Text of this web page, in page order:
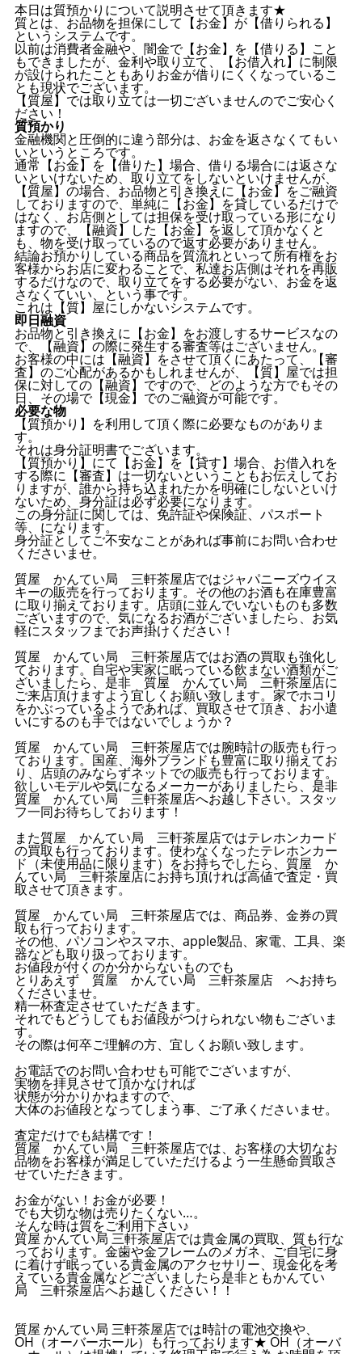
本日は質預かりについて説明させて頂きます★
質とは、お品物を担保にして【お金】が【借りられる】
というシステムです。
以前は消費者金融や、闇金で【お金】を【借りる】こと
もできましたが、金利や取り立て、【お借入れ】に制限
が設けられたこともありお金が借りにくくなっているこ
とも現状でございます。
【質屋】では取り立ては一切ございませんのでご安心く
ださい！
質預かり
金融機関と圧倒的に違う部分は、お金を返さなくてもい
いというところです。
通常【お金】を【借りた】場合、借りる場合には返さな
いといけないため、取り立てをしないといけませんが、
【質屋】の場合、お品物と引き換えに【お金】をご融資
しておりますので、単純に【お金】を貸しているだけで
はなく、お店側としては担保を受け取っている形になり
ますので、【融資】した【お金】を返して頂かなくと
も、物を受け取っているので返す必要がありません。
結論お預かりしている商品を質流れといって所有権をお
客様からお店に変わることで、私達お店側はそれを再販
するだけなので、取り立てをする必要がない、お金を返
さなくていい、という事です。
これは【質】屋にしかないシステムです。
即日融資
お品物と引き換えに【お金】をお渡しするサービスなの
で、【融資】の際に発生する審査等はございません。
お客様の中には【融資】をさせて頂くにあたって、【審
査】のご心配があるかもしれませんが、【質】屋では担
保に対しての【融資】ですので、どのような方でもその
日、その場で【現金】でのご融資が可能です。
必要な物
【質預かり】を利用して頂く際に必要なものがありま
す。
それは身分証明書でございます。
【質預かり】にて【お金】を【貸す】場合、お借入れを
する際に【審査】は一切ないということもお伝えしてお
りますが、誰から持ち込まれたかを明確にしないといけ
ないため、身分証は必ず必要になります。
この身分証に関しては、免許証や保険証、パスポート
等、になります。
身分証としてご不安なことがあれば事前にお問い合わせ
くださいませ。
質屋 かんてい局 三軒茶屋店ではジャパニーズウイス
キーの販売を行っております。その他のお酒も在庫豊富
に取り揃えております。店頭に並んでいないものも多数
ございますので、気になるお酒がございましたら、お気
軽にスタッフまでお声掛けください！
質屋 かんてい局 三軒茶屋店ではお酒の買取も強化し
ております。自宅や実家に眠っている飲まない酒類がご
ざいましたら、是非 質屋 かんてい局 三軒茶屋店に
ご来店頂けますよう宜しくお願い致します。家でホコリ
をかぶっているようであれば、買取させて頂き、お小遣
いにするのも手ではないでしょうか？
質屋 かんてい局 三軒茶屋店では腕時計の販売も行っ
ております。国産、海外ブランドも豊富に取り揃えてお
り、店頭のみならずネットでの販売も行っております。
欲しいモデルや気になるメーカーがありましたら、是非
質屋 かんてい局 三軒茶屋店へお越し下さい。スタッ
フ一同お待ちしております！
また質屋 かんてい局 三軒茶屋店ではテレホンカード
の買取も行っております。使わなくなったテレホンカー
ド（未使用品に限ります）をお持ちでしたら、質屋 か
んてい局 三軒茶屋店にお持ち頂ければ高値で査定・買
取させて頂きます。
質屋 かんてい局 三軒茶屋店では、商品券、金券の買
取も行っております。
その他、パソコンやスマホ、apple製品、家電、工具、楽
器なども取り扱っております。
お値段が付くのか分からないものでも
とりあえず 質屋 かんてい局 三軒茶屋店 へお持ち
くださいませ。
精一杯査定させていただきます。
それでもどうしてもお値段がつけられない物もございま
す。
その際は何卒ご理解の方、宜しくお願い致します。
お電話でのお問い合わせも可能でございますが、
実物を拝見させて頂かなければ
状態が分かりかねますので、
大体のお値段となってしまう事、ご了承くださいませ。
査定だけでも結構です！
質屋 かんてい局 三軒茶屋店では、お客様の大切なお
品物をお客様が満足していただけるよう一生懸命買取さ
せていただきます。
お金がない！お金が必要！
でも大切な物は売りたくない…。
そんな時は質をご利用下さい♪
質屋 かんてい局 三軒茶屋店では貴金属の買取、質も行な
っております。金歯や金フレームのメガネ、ご自宅に身
に着けず眠っている貴金属のアクセサリー、現金化を考
えている貴金属などございましたら是非ともかんてい
局 三軒茶屋店へお越しください！！
質屋 かんてい局 三軒茶屋店では時計の電池交換や、
OH（オーバーホール）も行っております★ OH（オーバ